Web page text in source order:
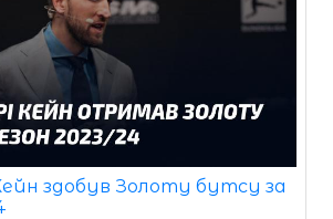
здобув Золоту бутсу за